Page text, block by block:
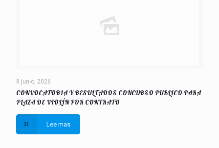
8 junio, 2026
CONVOCATORIA Y RESULTADOS CONCURSO PUBLICO PARA
PLAZA DE VIOLÍN POR CONTRATO
Lee mas